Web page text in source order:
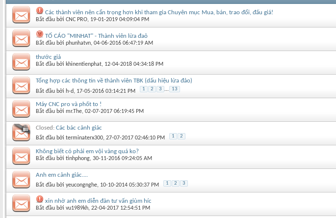
Các thành viên nên cẩn trọng hơn khi tham gia Chuyên mục Mua, bán, trao đổi, đấu giá!
Bắt đầu bởi CNC PRO‎, 19-01-2019 04:09:04 PM
TỐ CÁO "MINHAT" - Thành viên lừa đaỏ
Bắt đầu bởi phunhatvn‎, 04-06-2016 06:47:19 AM
thước giả
Bắt đầu bởi khinentienphat‎, 12-04-2018 04:34:18 PM
Tổng hợp các thông tin về thành viên TBK (dấu hiệu lừa đảo)
Bắt đầu bởi h-d‎, 17-05-2016 03:14:21 PM 1 2 3 ... 13
Máy CNC pro và phốt to !
Bắt đầu bởi mr.The‎, 02-07-2017 06:19:45 PM
Closed: Các bác cảnh giác
Bắt đầu bởi terminaterx300‎, 27-07-2017 02:46:10 PM 1 2
Không biết có phải em vội vàng quá ko?
Bắt đầu bởi tinhphong‎, 30-11-2016 09:24:05 AM
Anh em cảnh giác....
Bắt đầu bởi yeucongnghe‎, 10-10-2014 05:30:37 PM 1 2 3
xin nhờ anh em diễn đàn tư vấn giùm híc
Bắt đầu bởi vu1989kh‎, 22-04-2017 12:54:51 PM